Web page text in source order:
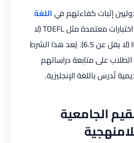
إثبات كفاءتهم فياللغة
من خلال اختبارات معتمدة مثل TOEFL (لا
يقل عن 90) أو IELTS (لا يقل عن 6.5). يُعد هذا الشرط
على متابعة دراساتهم
تُدرس باللغة الإنجليزية.
الجامعية